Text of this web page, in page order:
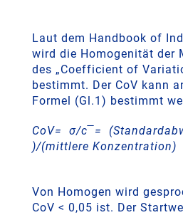
Laut dem Handbook of
wird die Homogenität der
des „Coefficient of
bestimmt. Der CoV kann
Formel (Gl.1) bestimmt
CoV= σ/c ̅ =
)/(mittlere Konzentration)
Von Homogen wird
CoV < 0,05 ist. Der